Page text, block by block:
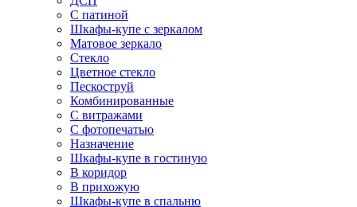
С патиной
Шкафы-купе с зеркалом
Матовое зеркало
Стекло
Цветное стекло
Пескоструй
Комбинированные
С витражами
С фотопечатью
Назначение
Шкафы-купе в гостиную
В коридор
В прихожую
Шкафы-купе в спальню